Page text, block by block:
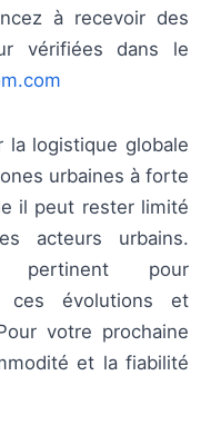
à recevoir des
vérifiées dans le
la logistique globale
urbaines à forte
il peut rester limité
acteurs urbains.
pertinent pour
ces évolutions et
votre prochaine
et la fiabilité